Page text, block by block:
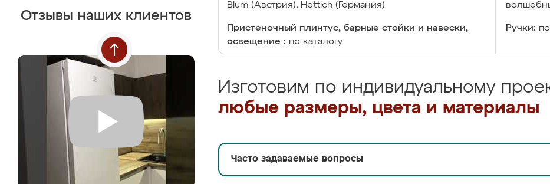
Отзывы наших клиентов
Blum (Австрия), Hettich (Германия)
Пристеночный плинтус, барные стойки и навески,
освещение : по каталогу
Ручки:
Изготовим по индивидуальному
любые размеры, цвета и материалы
Часто задаваемые вопросы